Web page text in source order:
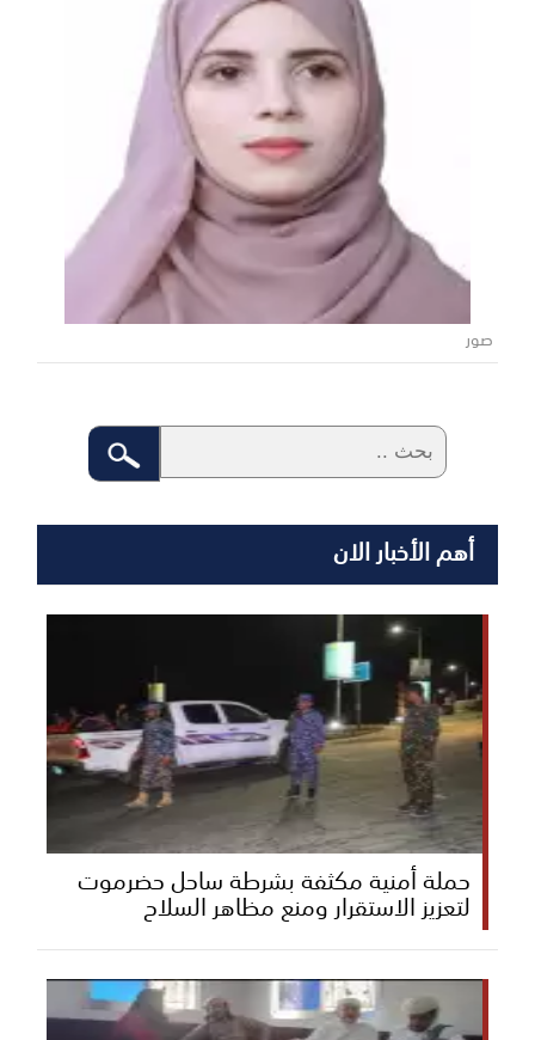
صور
أهم الأخبار الان
حملة أمنية مكثفة بشرطة ساحل حضرموت
لتعزيز الاستقرار ومنع مظاهر السلاح